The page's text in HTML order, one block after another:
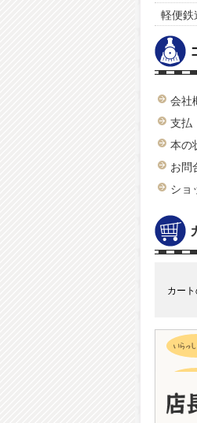
軽便鉄
会社
支払
本の
お問
ショ
カー